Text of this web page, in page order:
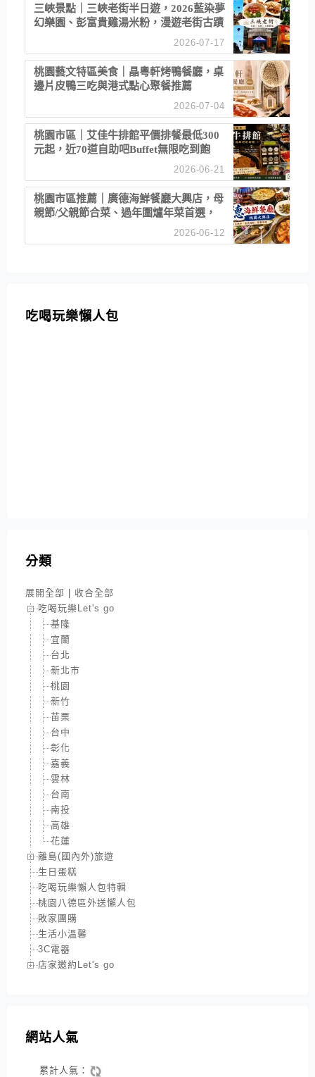
三峽景點｜三峽老街半日遊，2026藍染夢
幻樂園、彭富貴雞湯米粉，漫遊老街古蹟
2026-07-17
桃園藝文特區美食｜晶粵軒烤鴨餐廳，桌
邊片皮鴨三吃與港式點心聚餐推薦
2026-07-04
桃園市區｜艾佳牛排館平價排餐最低300
元起，近70道自助吧Buffet無限吃到飽
2026-06-21
桃園市區推薦｜廣德海鮮餐廳大興店，母
親節/父親節合菜、過年圍爐年菜首選，
2026-06-12
吃喝玩樂懶人包
分類
展開全部
收合全部
吃喝玩樂Let's go
基隆
宜蘭
台北
新北市
桃園
新竹
苗栗
台中
彰化
嘉義
雲林
台南
南投
高雄
花蓮
離島(國內外)旅遊
生日蛋糕
吃喝玩樂懶人包特輯
桃園八德區外送懶人包
敗家團購
生活小溫馨
3C電器
店家邀約Let's go
網站人氣
累計人氣：